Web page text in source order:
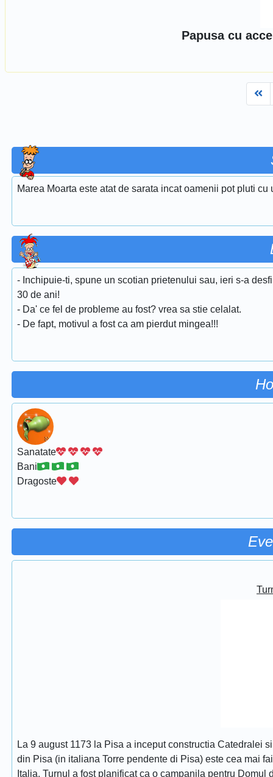
Papusa cu
Marea Moarta este atat de sarata incat oamenii pot pluti cu
- Inchipuie-ti, spune un scotian prietenului sau, ieri s-a
30 de ani!
- Da' ce fel de probleme au fost? vrea sa stie celalat.
- De fapt, motivul a fost ca am pierdut mingea!!!
Sanatate
Bani
Dragoste
La 9 august 1173 la Pisa a inceput constructia Catedralei
din Pisa (in italiana Torre pendente di Pisa) este cea mai
Italia. Turnul a fost planificat ca o campanila pentru